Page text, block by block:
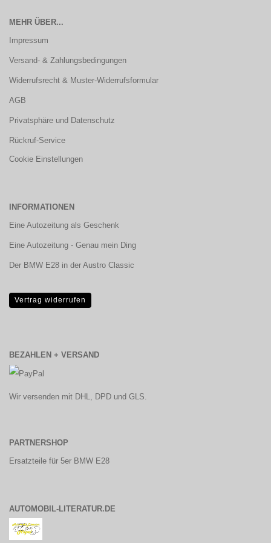
MEHR ÜBER...
Impressum
Versand- & Zahlungsbedingungen
Widerrufsrecht & Muster-Widerrufsformular
AGB
Privatsphäre und Datenschutz
Rückruf-Service
Cookie Einstellungen
INFORMATIONEN
Eine Autozeitung als Geschenk
Eine Autozeitung - Genau mein Ding
Der BMW E28 in der Austro Classic
Vertrag widerrufen
BEZAHLEN + VERSAND
Wir versenden mit DHL, DPD und GLS.
PARTNERSHOP
Ersatzteile für 5er BMW E28
AUTOMOBIL-LITERATUR.DE